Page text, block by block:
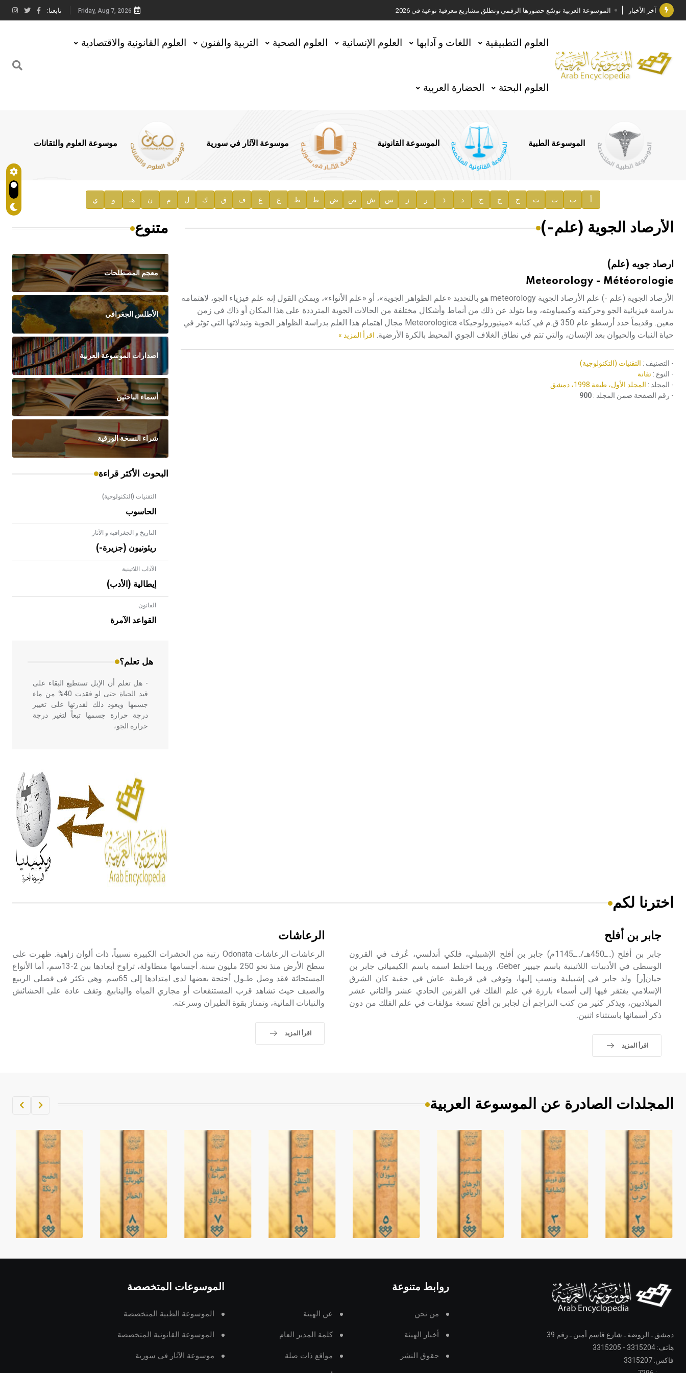
آخر الأخبار الموسوعة العربية توسّع حضورها الرقمي وتطلق مشاريع معرفية نوعية في 2026
جائزة مجمع الملك سلمان العالمي للغة العربية 2025
الأستاذ إياد خالد الطباع مدير عام لهيئة الموسوعة العربية
السيد محمد ياسين صالح وزيرا للثقافة
توصيات مجلس الإدارة
صدور المجلد السابع من موسوعة الآثار في سورية
إعلان..
هيئة الموسوعة العربية تطلق موسوعات جديدة في عام 2026
Friday, Aug 7, 2026 تابعنا:
العلوم التطبيقية اللغات و آدابها العلوم الإنسانية العلوم الصحية التربية والفنون العلوم القانونية والاقتصادية
العلوم البحتة الحضارة العربية
الموسوعة الطبية الموسوعة القانونية موسوعة الآثار في سورية موسوعة العلوم والتقانات
أ ب ت ث ج ح خ د ذ ر ز س ش ص ض ط ظ ع غ ف ق ك ل م ن هـ و ي
الأرصاد الجوية (علم-)
ارصاد جويه (علم)
Meteorology - Météorologie
الأرصاد الجوية (علم -) علم الأرصاد الجوية meteorology هو بالتحديد «علم الظواهر الجوية»، أو «علم الأنواء»، ويمكن القول إنه علم فيزياء الجو، لاهتمامه
بدراسة فيزيائية الجو وحركيته وكيمياويته، وما يتولد عن ذلك من أنماط وأشكال مختلفة من الحالات الجوية المترددة على هذا المكان أو ذاك في زمن
معين. وقديماً حدد أرسطو عام 350 ق.م في كتابه «ميتيورولوجيكا» Meteorologica مجال اهتمام هذا العلم بدراسة الظواهر الجوية وتبدلاتها التي تؤثر في
حياة النبات والحيوان بعد الإنسان، والتي تتم في نطاق الغلاف الجوي المحيط بالكرة الأرضية. اقرأ المزيد »
- التصنيف : التقنيات (التكنولوجية)
- النوع : تقانة
- المجلد : المجلد الأول، طبعة 1998، دمشق
- رقم الصفحة ضمن المجلد : 900
متنوع
معجم المصطلحات
الأطلس الجغرافي
اصدارات الموسوعة العربية
أسماء الباحثين
شراء النسخة الورقية
البحوث الأكثر قراءة
التقنيات (التكنولوجية)
الحاسوب
التاريخ و الجغرافية و الآثار
ريئونيون (جزيرة-)
الآداب اللاتينية
إيطالية (الأدب)
القانون
القواعد الآمرة
هل تعلم؟
- هل تعلم أن الأبلق نوع من الفنون
الهندسية التي ارتبطت بالعمارة الإسلامية
في بلاد الشام ومصر خاصة، حيث يحرص
- هل تعلم أن الإبل تستطيع البقاء على
قيد الحياة حتى لو فقدت 40% من ماء
جسمها ويعود ذلك لقدرتها على تغيير
درجة حرارة جسمها تبعاً لتغير درجة
حرارة الجو،
أربعة مؤلفات هي: الحكم، الأدلة، تنظيم
التغذية، ورسالته في جروح الرأس.
ويعود له الفضل بأنه حرر الطب من
الدين والفلسفة.
- هل تعلم أن المرجان إفراز حيواني
يتكون في البحر ويتركب من مادة
كربونات الكلسيوم، وهو أحمر أو شديد
الحمرة وهو أجود أنواعه، ويمتاز بكبر
الحجم ويسمى الش
الإنكليزية أب
- هل تعلم أن أبجر Abgar اسم معروف
اخترنا لكم
جابر بن أفلح
جابر بن أفلح (...ـ450هـ/...ـ1145م) جابر بن أفلح الإشبيلي، فلكي أندلسي، عُرف في القرون
الوسطى في الأدبيات اللاتينية باسم جيبير Geber، وربما اختلط اسمه باسم الكيميائي جابر بن
حيان[ر]. ولد جابر في إشبيلية ونسب إليها، وتوفي في قرطبة. عاش في حقبة كان الشرق
الإسلامي يفتقر فيها إلى أسماء بارزة في علم الفلك في القرنين الحادي عشر والثاني عشر
الميلاديين، ويذكر كثير من كتب التراجم أن لجابر بن أفلح تسعة مؤلفات في علم الفلك من دون
ذكر أسمائها باستثناء اثنين.
اقرأ المزيد
الرعاشات
الرعاشات الرعاشات Odonata رتبة من الحشرات الكبيرة نسبياً، ذات ألوان زاهية. ظهرت على
سطح الأرض منذ نحو 250 مليون سنة. أجسامها متطاولة، تراوح أبعادها بين 2-13سم، أما الأنواع
المستحاثة فقد وصل طـول أجنحة بعضها لدى امتدادها إلى 65سم. وهي تكثر في فصلي الربيع
والصيف حيث تشاهد قرب المستنقعات أو مجاري المياه والينابيع. وتقف عادة على الحشائش
والنباتات المائية، وتمتاز بقوة الطيران وسرعته.
اقرأ المزيد
المجلدات الصادرة عن الموسوعة العربية
دمشق ـ الروضة ـ شارع قاسم أمين ـ رقم 39
هاتف: 3315204 - 3315205
فاكس: 3315207
روابط متنوعة
من نحن عن الهيئة
أخبار الهيئة كلمة المدير العام
حقوق النشر مواقع ذات صلة
الموسوعات المتخصصة
الموسوعة الطبية المتخصصة
الموسوعة القانونية المتخصصة
موسوعة الآثار في سورية